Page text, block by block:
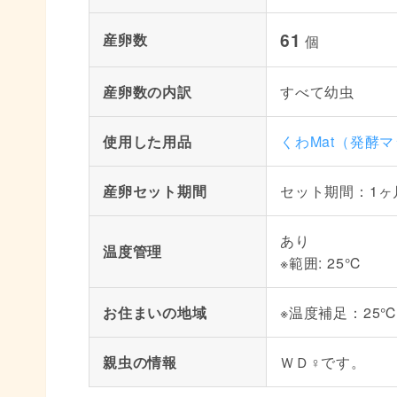
産卵数 61 個
産卵数の内訳 すべて幼虫
使用した用品 くわMat（発酵マ
産卵セット期間 セット期間：1ヶ
温度管理
あり
※範囲: 25℃
お住まいの地域 ※温度補足：
親虫の情報 ＷＤ♀です。